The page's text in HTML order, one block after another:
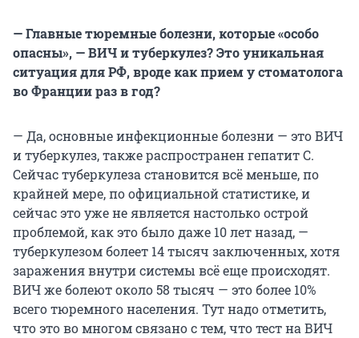
— Главные тюремные болезни, которые «особо
опасны», — ВИЧ и туберкулез? Это уникальная
ситуация для РФ, вроде как прием у стоматолога
во Франции раз в год?
— Да, основные инфекционные болезни — это ВИЧ
и туберкулез, также распространен гепатит С.
Сейчас туберкулеза становится всё меньше, по
крайней мере, по официальной статистике, и
сейчас это уже не является настолько острой
проблемой, как это было даже 10 лет назад, —
туберкулезом болеет 14 тысяч заключенных, хотя
заражения внутри системы всё еще происходят.
ВИЧ же болеют около 58 тысяч — это более 10%
всего тюремного населения. Тут надо отметить,
что это во многом связано с тем, что тест на ВИЧ